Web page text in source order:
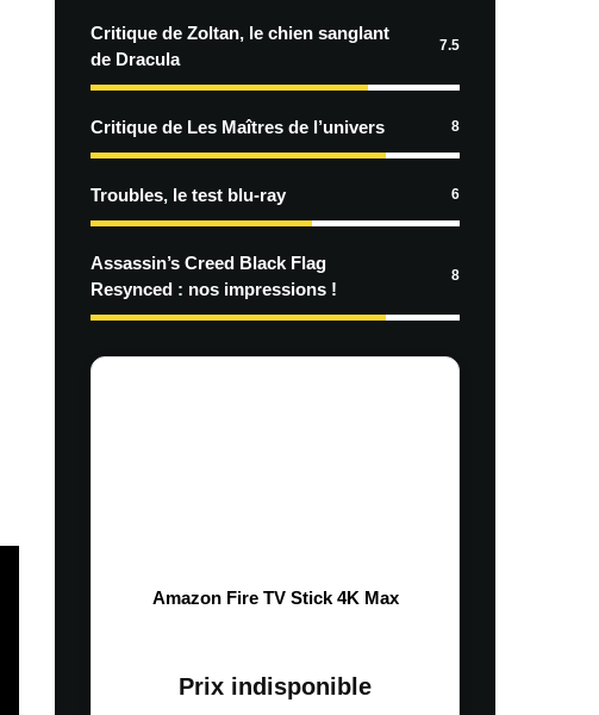
Critique de Zoltan, le chien sanglant
de Dracula
7.5
Critique de Les Maîtres de l’univers 8
Troubles, le test blu-ray 6
Assassin’s Creed Black Flag
Resynced : nos impressions !
8
Amazon Fire TV Stick 4K Max
Prix indisponible